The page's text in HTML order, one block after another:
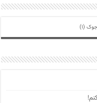
جوک (1)